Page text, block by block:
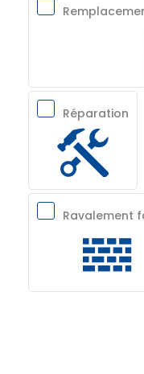
Réparation
Ravalement